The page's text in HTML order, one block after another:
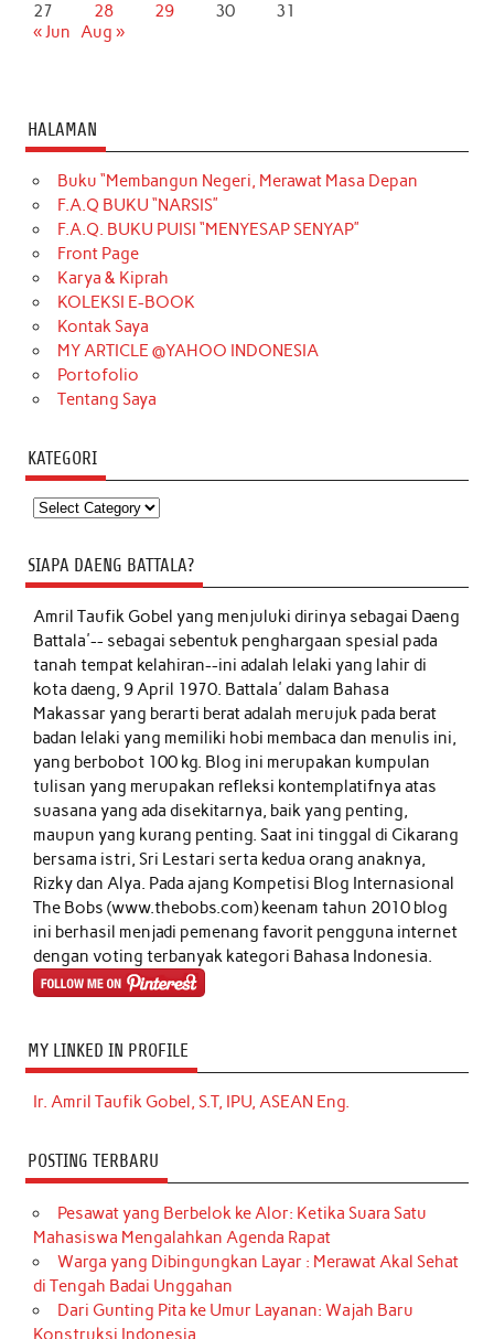
27
28 29 30
31
« Jun Aug »
HALAMAN
Buku “Membangun Negeri, Merawat Masa Depan
F.A.Q BUKU “NARSIS”
F.A.Q. BUKU PUISI “MENYESAP SENYAP”
Front Page
Karya & Kiprah
KOLEKSI E-BOOK
Kontak Saya
MY ARTICLE @YAHOO INDONESIA
Portofolio
Tentang Saya
KATEGORI
Kategori
SIAPA DAENG BATTALA?
Amril Taufik Gobelyang menjuluki dirinya sebagai Daeng
Battala'-- sebagai sebentuk penghargaan spesial pada
tanah tempat kelahiran--ini adalah lelaki yang lahir di
kota daeng, 9 April 1970. Battala' dalam Bahasa
Makassar yang berarti berat adalah merujuk pada berat
badan lelaki yang memiliki hobi membaca dan menulis ini,
yang berbobot 100 kg. Blog ini merupakan kumpulan
tulisan yang merupakan refleksi kontemplatifnya atas
suasana yang ada disekitarnya, baik yang penting,
maupun yang kurang penting. Saat ini tinggal di Cikarang
bersama istri, Sri Lestari serta kedua orang anaknya,
Rizky dan Alya. Pada ajang Kompetisi Blog Internasional
The Bobs (www.thebobs.com) keenam tahun 2010 blog
ini berhasil menjadi pemenang favorit pengguna internet
dengan voting terbanyak kategori Bahasa Indonesia.
MY LINKED IN PROFILE
Ir. Amril Taufik Gobel, S.T, IPU, ASEAN Eng.
POSTING TERBARU
Pesawat yang Berbelok ke Alor: Ketika Suara Satu
Mahasiswa Mengalahkan Agenda Rapat
Warga yang Dibingungkan Layar : Merawat Akal Sehat
di Tengah Badai Unggahan
Dari Gunting Pita ke Umur Layanan: Wajah Baru
Konstruksi Indonesia